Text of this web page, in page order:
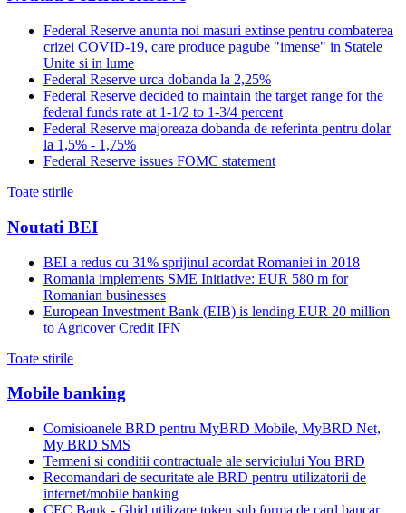
Federal Reserve anunta noi masuri extinse pentru combaterea
crizei COVID-19, care produce pagube "imense" in Statele
Unite si in lume
Federal Reserve urca dobanda la 2,25%
Federal Reserve decided to maintain the target range for the
federal funds rate at 1-1/2 to 1-3/4 percent
Federal Reserve majoreaza dobanda de referinta pentru dolar
la 1,5% - 1,75%
Federal Reserve issues FOMC statement
Toate stirile
Noutati BEI
BEI a redus cu 31% sprijinul acordat Romaniei in 2018
Romania implements SME Initiative: EUR 580 m for
Romanian businesses
European Investment Bank (EIB) is lending EUR 20 million
to Agricover Credit IFN
Toate stirile
Mobile banking
Comisioanele BRD pentru MyBRD Mobile, MyBRD Net,
My BRD SMS
Termeni si conditii contractuale ale serviciului You BRD
Recomandari de securitate ale BRD pentru utilizatorii de
internet/mobile banking
CEC Bank - Ghid utilizare token sub forma de card bancar